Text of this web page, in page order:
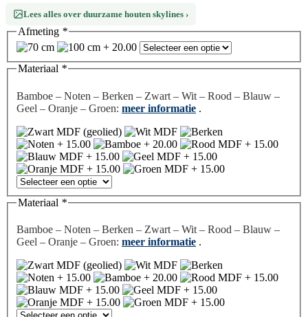
Lees alles over duurzame houten skylines ›
Afmeting *
Materiaal *
Bamboe – Noten – Berken – Zwart – Wit – Rood – Blauw –
Geel – Oranje – Groen: meer informatie .
Materiaal *
Bamboe – Noten – Berken – Zwart – Wit – Rood – Blauw –
Geel – Oranje – Groen: meer informatie .